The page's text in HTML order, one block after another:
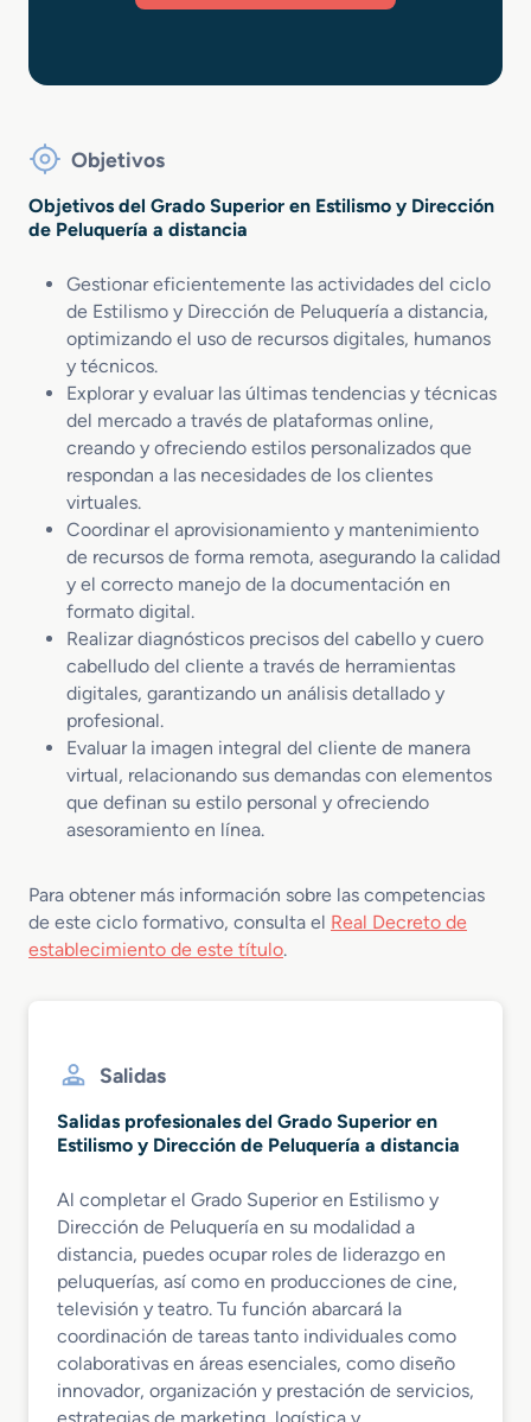
Objetivos
Objetivos del Grado Superior en Estilismo y Dirección
de Peluquería a distancia
Gestionar eficientemente las actividades del ciclo
de Estilismo y Dirección de Peluquería a distancia,
optimizando el uso de recursos digitales, humanos
y técnicos.
Explorar y evaluar las últimas tendencias y técnicas
del mercado a través de plataformas online,
creando y ofreciendo estilos personalizados que
respondan a las necesidades de los clientes
virtuales.
Coordinar el aprovisionamiento y mantenimiento
de recursos de forma remota, asegurando la calidad
y el correcto manejo de la documentación en
formato digital.
Realizar diagnósticos precisos del cabello y cuero
cabelludo del cliente a través de herramientas
digitales, garantizando un análisis detallado y
profesional.
Evaluar la imagen integral del cliente de manera
virtual, relacionando sus demandas con elementos
que definan su estilo personal y ofreciendo
asesoramiento en línea.
Para obtener más información sobre las competencias
de este ciclo formativo, consulta el Real Decreto de
establecimiento de este título.
Salidas
Salidas profesionales del Grado Superior en
Estilismo y Dirección de Peluquería a distancia
Al completar el Grado Superior en Estilismo y
Dirección de Peluquería en su modalidad a
distancia, puedes ocupar roles de liderazgo en
peluquerías, así como en producciones de cine,
televisión y teatro. Tu función abarcará la
coordinación de tareas tanto individuales como
colaborativas en áreas esenciales, como diseño
innovador, organización y prestación de servicios,